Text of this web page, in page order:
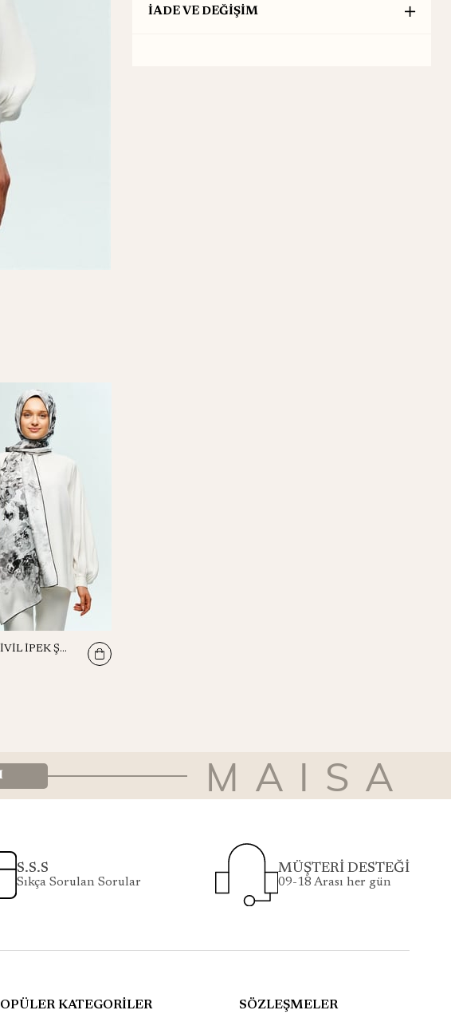
MAİ GİZ TİVİL İPEK ŞAL 75x200
İADE VE DEĞİŞİM
MAISA
S.S.S
Sıkça Sorulan Sorular
MÜŞTERİ DESTEĞİ
09-18 Arası her gün
KATEGORİLER SÖZLEŞMELER